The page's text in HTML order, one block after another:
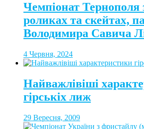
Чемпіонат Тернополя
роликах та скейтах,
Володимира Савича
4 Червня, 2024
Найважлівіші
гірськіх лиж
29 Вересня, 2009